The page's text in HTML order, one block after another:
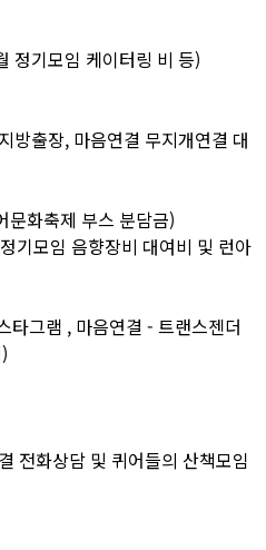
정기모임 케이터링 비 등)
방출장, 마음연결 무지개연결 대
화축제 부스 분담금)
기모임 음향장비 대여비 및 런아
그램 , 마음연결 - 트랜스젠더
전화상담 및 퀴어들의 산책모임